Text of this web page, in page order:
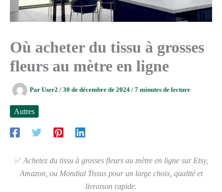
Où acheter du tissu à grosses
fleurs au mètre en ligne
Par User2 / 30 de décembre de 2024 / 7 minutes de lecture
Autres
✅ Achetez du tissu à grosses fleurs au mètre en ligne sur Etsy,
Amazon, ou Mondial Tissus pour un large choix, qualité et
livraison rapide.